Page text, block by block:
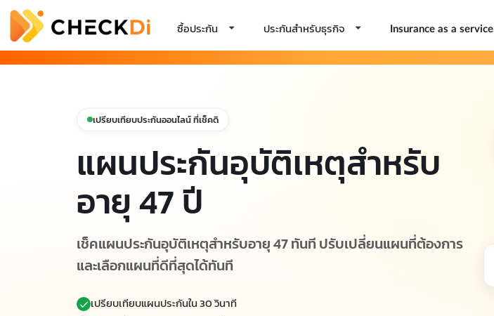
ซื้อประกัน ประกันสำหรับธุรกิจ Insurance as a service
เปรียบเทียบประกันออนไลน์ ที่เช็คดิ
แผนประกันอุบัติเหตุสำหรับ
อายุ 47 ปี
เช็คแผนประกันอุบัติเหตุสำหรับอายุ 47 ทันที ปรับเปลี่ยนแผนที่ต้องการ
และเลือกแผนที่ดีที่สุดได้ทันที
เปรียบเทียบแผนประกันใน 30 วินาที